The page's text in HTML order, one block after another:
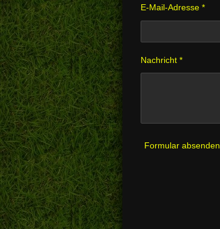
E-Mail-Adresse *
Nachricht *
Formular absenden